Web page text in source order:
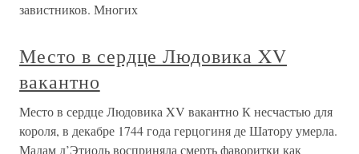
завистников. Многих
Место в сердце Людовика XV
вакантно
Место в сердце Людовика XV вакантно К несчастью для
короля, в декабре 1744 года герцогиня де Шатору умерла.
Мадам д’Этиоль восприняла смерть фаворитки как